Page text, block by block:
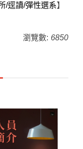
/逕讀/彈性選系】
瀏覽數: 6850